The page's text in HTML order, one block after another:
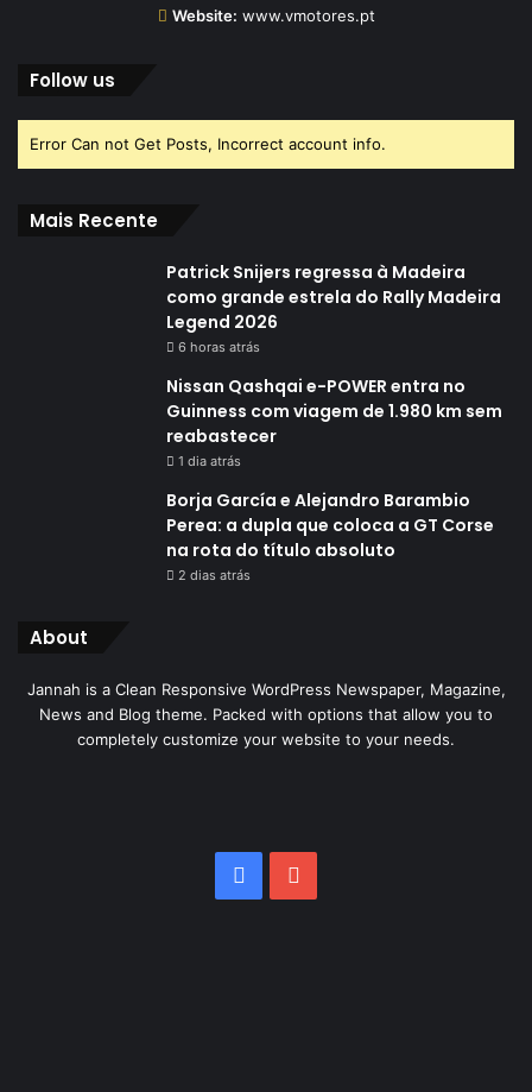
Website: www.vmotores.pt
Follow us
Error Can not Get Posts, Incorrect account info.
Mais Recente
Patrick Snijers regressa à Madeira
como grande estrela do Rally Madeira
Legend 2026
6 horas atrás
Nissan Qashqai e-POWER entra no
Guinness com viagem de 1.980 km sem
reabastecer
1 dia atrás
Borja García e Alejandro Barambio
Perea: a dupla que coloca a GT Corse
na rota do título absoluto
2 dias atrás
About
Jannah is a Clean Responsive WordPress Newspaper, Magazine,
News and Blog theme. Packed with options that allow you to
completely customize your website to your needs.
Facebook